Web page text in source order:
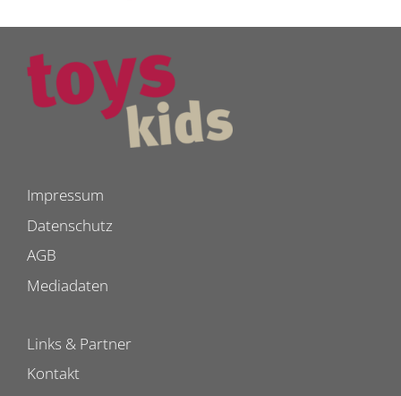
Impressum
Datenschutz
AGB
Mediadaten
Links & Partner
Kontakt